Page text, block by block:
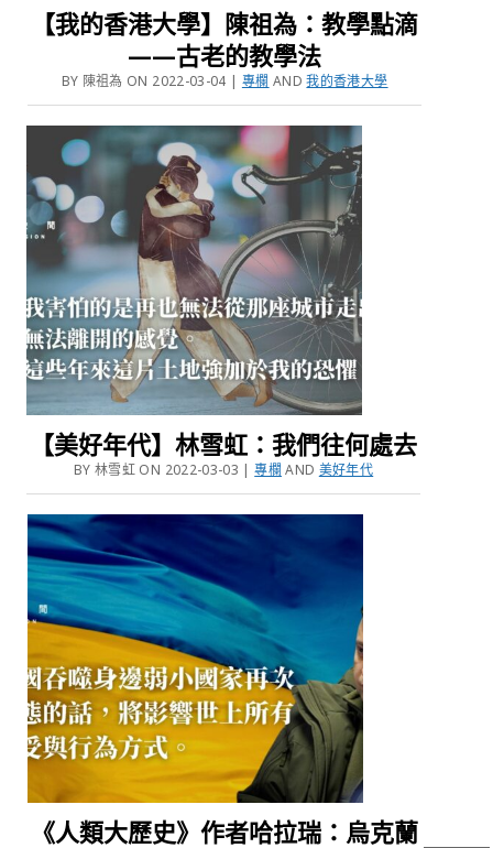
【我的香港大學】陳祖為：教學點滴
——古老的教學法
BY 陳祖為 ON 2022-03-04 | 專欄 AND我的香港大學
【美好年代】林雪虹：我們往何處去
BY 林雪虹 ON 2022-03-03 |專欄 AND 美好年代
《人類大歷史》作者哈拉瑞：烏克蘭